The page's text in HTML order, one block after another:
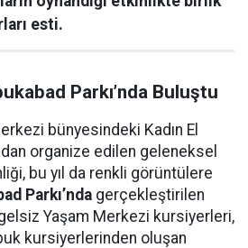
esti.
Parkı’nda Buluştu
bünyesindeki Kadın El
organize edilen geleneksel
bu yıl da renkli görüntülere
Parkı’nda gerçekleştirilen
Yaşam Merkezi kursiyerleri,
kursiyerlerinden oluşan